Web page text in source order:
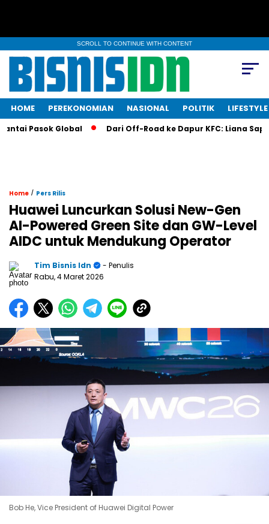
SCROLL TO CONTINUE WITH CONTENT
HOME PEREKONOMIAN NASIONAL POLITIK LIFESTYLE
Pasok Global Dari Off-Road ke Dapur KFC: Liana Saputri
Home / Pers Rilis
Huawei Luncurkan Solusi New-Gen
AI-Powered Green Site dan GW-Level
AIDC untuk Mendukung Operator
Tim Bisnis Idn
- Penulis
Rabu, 4 Maret 2026
Bob He, Vice President of Huawei Digital Power